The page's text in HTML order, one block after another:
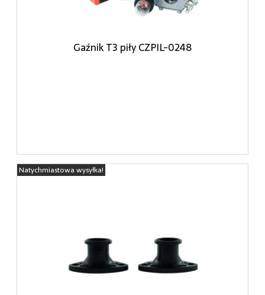
Gaźnik T3 piły CZPIL-0248
Natychmiastowa wysyłka!